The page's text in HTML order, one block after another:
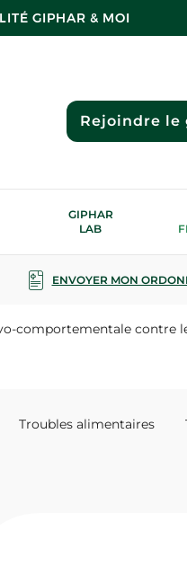
GIPHAR & MOI
Rejoindre le
GIPHAR
LAB
ENVOYER MON
comportementale contre
Troubles alimentaires